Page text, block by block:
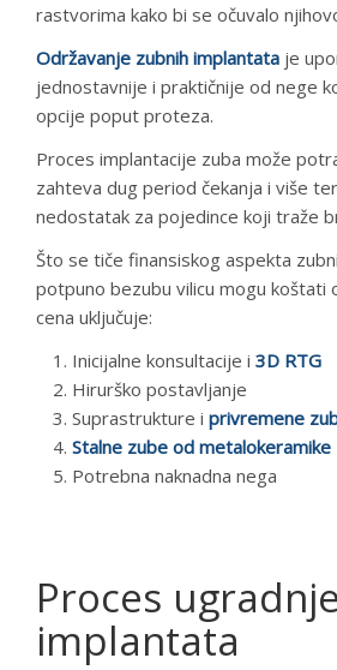
rastvorima kako bi se očuvalo
Održavanje zubnih implantata je
jednostavnije i praktičnije od nege
opcije poput proteza.
Proces implantacije zuba može
zahteva dug period čekanja i više
nedostatak za pojedince koji traže
Što se tiče finansiskog aspekta
potpuno bezubu vilicu mogu koštati
cena uključuje:
Inicijalne konsultacije i 3D RTG
Hirurško postavljanje
Suprastrukture i privremene
Stalne zube od metalokeramike
Potrebna naknadna nega
Proces
implantata